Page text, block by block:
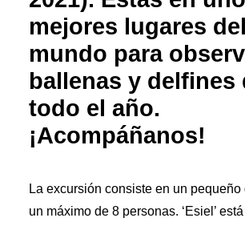
mejores lugares del
mundo para
ballenas y delfines
todo el año.
¡Acompáñanos!
La excursión consiste en un pequeño
un máximo de 8 personas. ‘Esiel’